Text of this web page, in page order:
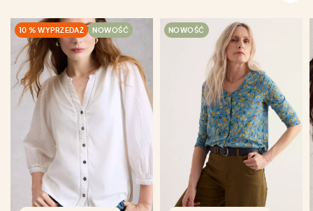
10 % WYPRZEDAŻ NOWOŚĆ NOWOŚĆ